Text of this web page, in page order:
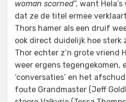
woman scorned“, want
dat ze de titel ermee
Thors hamer als een druif
ook direct duidelijk hoe sterk
Thor echter z’n grote vriend
weer ergens tegengekomen,
‘conversaties’ en het
foute Grandmaster (Jeff